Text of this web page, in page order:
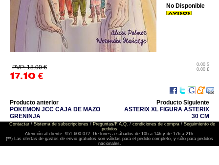
PVP: 18.00 €
17.10 €
0.00 $
0.00 £
No Disponible
Producto anterior
POKEMON JCC CAJA DE MAZO
GRENINJA
Producto Siguiente
ASTERIX XL FIGURA ASTERIX
30 CM
Contactar/ Sistema de subscripciones/ Preguntas/F.A.Q. / condiciones de compra/ Seguimiento de
pedidos
Atención al cliente: 951 600 072. De lunes a sábados de 10h a 14h y de 17h a 21h.
(**) Las ofertas de gastos de envio gratuitos son válidas para el pedido completo, y sólo para pedidos
nacionales.